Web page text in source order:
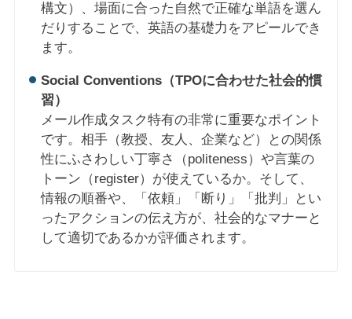
構文）、場面に合った自然で正確な単語を選ん
だりすることで、英語の基礎力をアピールでき
ます。
Social Conventions（TPOに合わせた社会的慣
習）
メール作成タスク特有の非常に重要なポイント
です。相手（教授、友人、企業など）との関係
性にふさわしい丁寧さ（politeness）や言葉の
トーン（register）が使えているか。そして、
情報の順番や、「依頼」「断り」「批判」とい
ったアクションの伝え方が、社会的なマナーと
して適切であるかが評価されます。